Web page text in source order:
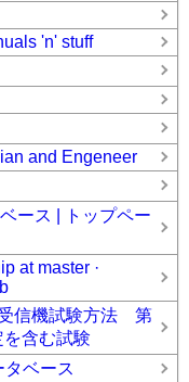
'n' stuff
and Engeneer
ース | トップペー
at master ·
信機試験方法 第
含む試験
ベース